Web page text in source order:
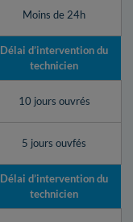
Moins de 24h
Délai d’intervention du
technicien
10 jours ouvrés
5 jours ouvfés
Délai d’intervention du
technicien